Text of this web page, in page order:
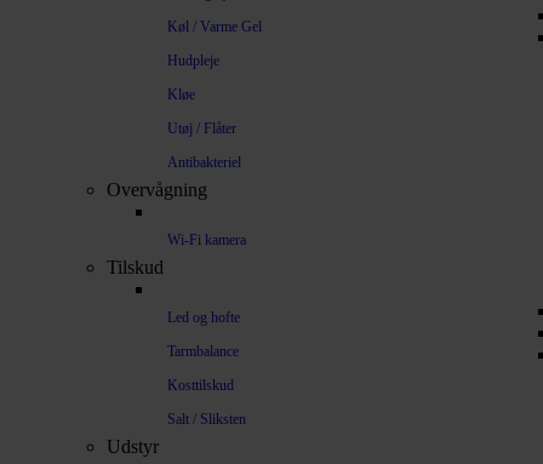
Køl / Varme Gel
Hudpleje
Kløe
Utøj / Flåter
Antibakteriel
Overvågning
Wi-Fi kamera
Tilskud
Led og hofte
Tarmbalance
Kosttilskud
Salt / Sliksten
Udstyr